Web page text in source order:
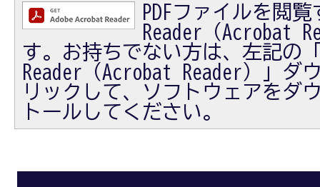
PDFファイルを閲
Reader（Acrobat
す。お持ちでない方は、左記の
Reader（Acrobat Reader）」ダ
リックして、ソフトウェアをダ
トールしてください。